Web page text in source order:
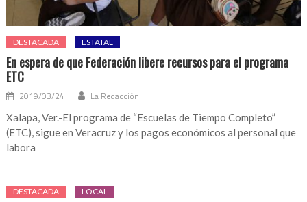
DESTACADA ESTATAL
En espera de que Federación libere recursos para el programa
ETC
2019/03/24 La Redacción
Xalapa, Ver.-El programa de “Escuelas de Tiempo Completo”
(ETC), sigue en Veracruz y los pagos económicos al personal que
labora
DESTACADA LOCAL